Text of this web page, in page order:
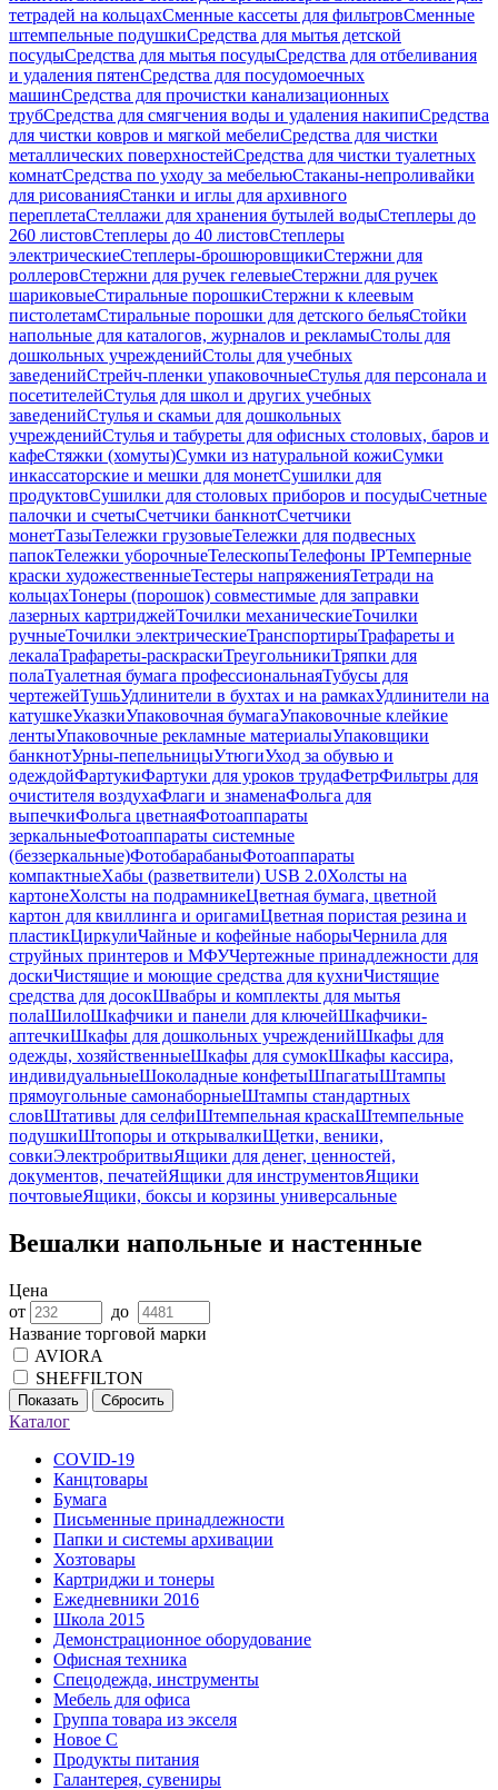
тетрадей на кольцахСменные кассеты для фильтровСменные
штемпельные подушкиСредства для мытья детской
посудыСредства для мытья посудыСредства для отбеливания
и удаления пятенСредства для посудомоечных
машинСредства для прочистки канализационных
трубСредства для смягчения воды и удаления накипиСредства
для чистки ковров и мягкой мебелиСредства для чистки
металлических поверхностейСредства для чистки туалетных
комнатСредства по уходу за мебельюСтаканы-непроливайки
для рисованияСтанки и иглы для архивного
переплетаСтеллажи для хранения бутылей водыСтеплеры до
260 листовСтеплеры до 40 листовСтеплеры
электрическиеСтеплеры-брошюровщикиСтержни для
роллеровСтержни для ручек гелевыеСтержни для ручек
шариковыеСтиральные порошкиСтержни к клеевым
пистолетамСтиральные порошки для детского бельяСтойки
напольные для каталогов, журналов и рекламыСтолы для
дошкольных учрежденийСтолы для учебных
заведенийСтрейч-пленки упаковочныеСтулья для персонала и
посетителейСтулья для школ и других учебных
заведенийСтулья и скамьи для дошкольных
учрежденийСтулья и табуреты для офисных столовых, баров и
кафеСтяжки (хомуты)Сумки из натуральной кожиСумки
инкассаторские и мешки для монетСушилки для
продуктовСушилки для столовых приборов и посудыСчетные
палочки и счетыСчетчики банкнотСчетчики
монетТазыТележки грузовыеТележки для подвесных
папокТележки уборочныеТелескопыТелефоны IPТемперные
краски художественныеТестеры напряженияТетради на
кольцахТонеры (порошок) совместимые для заправки
лазерных картриджейТочилки механическиеТочилки
ручныеТочилки электрическиеТранспортирыТрафареты и
лекалаТрафареты-раскраскиТреугольникиТряпки для
полаТуалетная бумага профессиональнаяТубусы для
чертежейТушьУдлинители в бухтах и на рамкахУдлинители на
катушкеУказкиУпаковочная бумагаУпаковочные клейкие
лентыУпаковочные рекламные материалыУпаковщики
банкнотУрны-пепельницыУтюгиУход за обувью и
одеждойФартукиФартуки для уроков трудаФетрФильтры для
очистителя воздухаФлаги и знаменаФольга для
выпечкиФольга цветнаяФотоаппараты
зеркальныеФотоаппараты системные
(беззеркальные)ФотобарабаныФотоаппараты
компактныеХабы (разветвители) USB 2.0Холсты на
картонеХолсты на подрамникеЦветная бумага, цветной
картон для квиллинга и оригамиЦветная пористая резина и
пластикЦиркулиЧайные и кофейные наборыЧернила для
струйных принтеров и МФУЧертежные принадлежности для
доскиЧистящие и моющие средства для кухниЧистящие
средства для досокШвабры и комплекты для мытья
полаШилоШкафчики и панели для ключейШкафчики-
аптечкиШкафы для дошкольных учрежденийШкафы для
одежды, хозяйственныеШкафы для сумокШкафы кассира,
индивидуальныеШоколадные конфетыШпагатыШтампы
прямоугольные самонаборныеШтампы стандартных
словШтативы для селфиШтемпельная краскаШтемпельные
подушкиШтопоры и открывалкиЩетки, веники,
совкиЭлектробритвыЯщики для денег, ценностей,
документов, печатейЯщики для инструментовЯщики
почтовыеЯщики, боксы и корзины универсальные
Вешалки напольные и настенные
Цена
от
до
Название торговой марки
AVIORA
SHEFFILTON
Показать Сбросить
Каталог
COVID-19
Канцтовары
Бумага
Письменные принадлежности
Папки и системы архивации
Хозтовары
Картриджи и тонеры
Ежедневники 2016
Школа 2015
Демонстрационное оборудование
Офисная техника
Спецодежда, инструменты
Мебель для офиса
Группа товара из экселя
Новое С
Продукты питания
Галантерея, сувениры